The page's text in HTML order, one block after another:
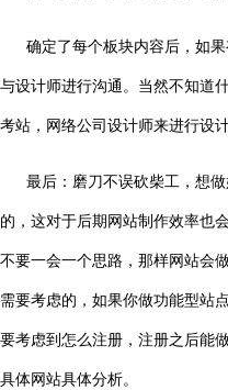
确定了每个板块内容后，如
与设计师进行沟通。当然不知道
考站，网络公司设计师来进行设
最后：磨刀不误砍柴工，想
的，这对于后期网站制作效率也
不要一会一个思路，那样网站会
需要考虑的，如果你做功能型站
要考虑到怎么注册，注册之后能
具体网站具体分析。